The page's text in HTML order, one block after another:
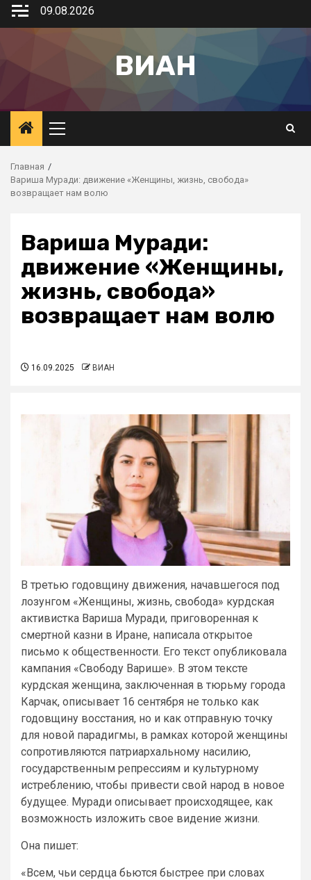
09.08.2026
ВИАН
Главная
Вариша Муради: движение «Женщины, жизнь, свобода»
возвращает нам волю
Вариша Муради:
движение «Женщины,
жизнь, свобода»
возвращает нам волю
16.09.2025 ВИАН
В третью годовщину движения, начавшегося под
лозунгом «Женщины, жизнь, свобода» курдская
активистка Вариша Муради, приговоренная к
смертной казни в Иране, написала открытое
письмо к общественности. Его текст опубликовала
кампания «Свободу Варише». В этом тексте
курдская женщина, заключенная в тюрьму города
Карчак, описывает 16 сентября не только как
годовщину восстания, но и как отправную точку
для новой парадигмы, в рамках которой женщины
сопротивляются патриархальному насилию,
государственным репрессиям и культурному
истреблению, чтобы привести свой народ в новое
будущее. Муради описывает происходящее, как
возможность изложить свое видение жизни.
Она пишет:
«Всем, чьи сердца бьются быстрее при словах